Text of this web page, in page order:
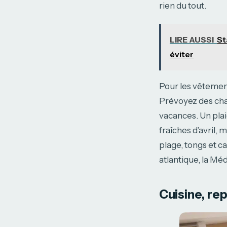
rien du tout.
LIRE AUSSI
éviter
Pour les
Prévoyez des
vacances. Un
fraîches d’avril,
plage, tongs et
atlantique, la
Cuisine,